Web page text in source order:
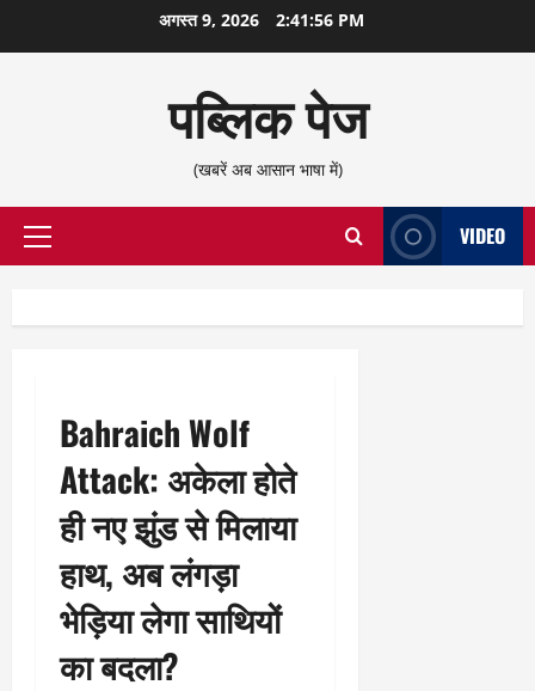
सामग्री
अगस्त 9, 2026 2:41:57 PM
पब्लिक पेज
(खबरें अब आसान भाषा में)
प्राथमिक
VIDEO
Bahraich Wolf
Attack: अकेला होते
ही नए झुंड से मिलाया
हाथ, अब लंगड़ा
भेड़िया लेगा साथियों
का बदला?